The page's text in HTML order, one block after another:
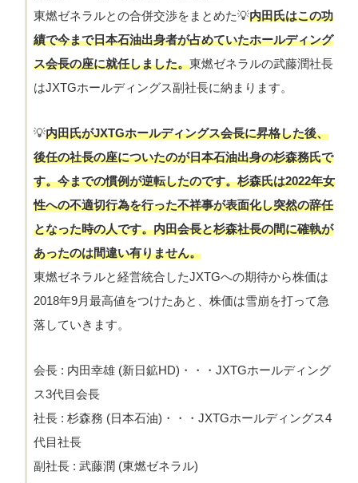
東燃ゼネラルとの合併交渉をまとめた💡内田氏はこの功
績で今まで日本石油出身者が占めていたホールディング
ス会長の座に就任しました。東燃ゼネラルの武藤潤社長
はJXTGホールディングス副社長に納まります。
💡内田氏がJXTGホールディングス会長に昇格した後、
後任の社長の座についたのが日本石油出身の杉森務氏で
す。今までの慣例が逆転したのです。杉森氏は2022年女
性への不適切行為を行った不祥事が表面化し突然の辞任
となった時の人です。内田会長と杉森社長の間に確執が
あったのは間違い有りません。
東燃ゼネラルと経営統合したJXTGへの期待から株価は
2018年9月最高値をつけたあと、株価は雪崩を打って急
落していきます。
会長 : 内田幸雄 (新日鉱HD)・・・JXTGホールディング
ス3代目会長
社長 : 杉森務 (日本石油)・・・JXTGホールディングス4
代目社長
副社長 : 武藤潤 (東燃ゼネラル)